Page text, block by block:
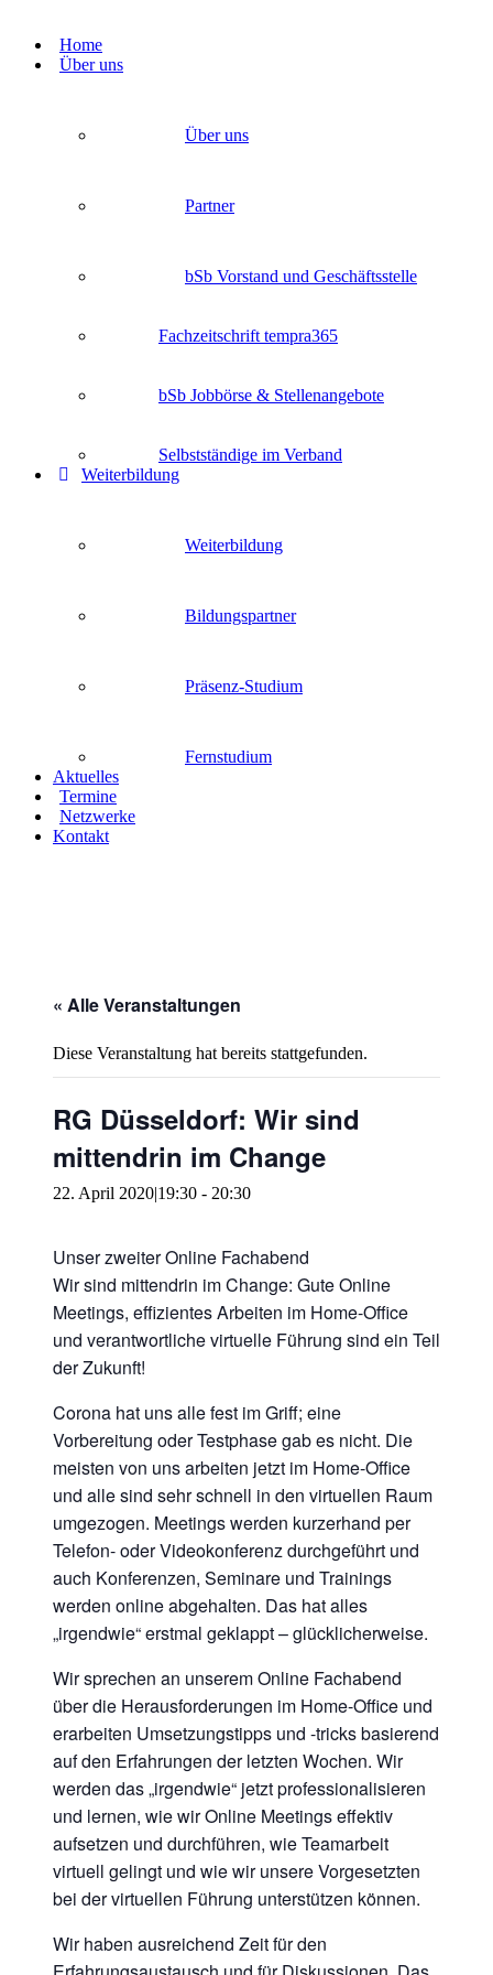
springen
Home
Über uns
Über uns
Partner
bSb Vorstand und Geschäftsstelle
Fachzeitschrift tempra365
bSb Jobbörse & Stellenangebote
Selbstständige im Verband
Weiterbildung
Weiterbildung
Bildungspartner
Präsenz-Studium
Fernstudium
Aktuelles
Termine
Netzwerke
Kontakt
« Alle Veranstaltungen
Diese Veranstaltung hat bereits stattgefunden.
RG Düsseldorf: Wir sind
mittendrin im Change
22. April 2020|19:30 - 20:30
Unser zweiter Online Fachabend
Wir sind mittendrin im Change: Gute Online
Meetings, effizientes Arbeiten im Home-Office
und verantwortliche virtuelle Führung sind ein Teil
der Zukunft!
Corona hat uns alle fest im Griff; eine
Vorbereitung oder Testphase gab es nicht. Die
meisten von uns arbeiten jetzt im Home-Office
und alle sind sehr schnell in den virtuellen Raum
umgezogen. Meetings werden kurzerhand per
Telefon- oder Videokonferenz durchgeführt und
auch Konferenzen, Seminare und Trainings
werden online abgehalten. Das hat alles
„irgendwie“ erstmal geklappt – glücklicherweise.
Wir sprechen an unserem Online Fachabend
über die Herausforderungen im Home-Office und
erarbeiten Umsetzungstipps und -tricks basierend
auf den Erfahrungen der letzten Wochen. Wir
werden das „irgendwie“ jetzt professionalisieren
und lernen, wie wir Online Meetings effektiv
aufsetzen und durchführen, wie Teamarbeit
virtuell gelingt und wie wir unsere Vorgesetzten
bei der virtuellen Führung unterstützen können.
Wir haben ausreichend Zeit für den